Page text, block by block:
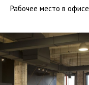
Рабочее место в офисе